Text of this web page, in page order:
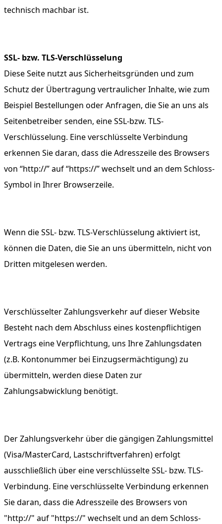
technisch machbar ist.
SSL- bzw. TLS-Verschlüsselung
Diese Seite nutzt aus Sicherheitsgründen und zum
Schutz der Übertragung vertraulicher Inhalte, wie zum
Beispiel Bestellungen oder Anfragen, die Sie an uns als
Seitenbetreiber senden, eine SSL-bzw. TLS-
Verschlüsselung. Eine verschlüsselte Verbindung
erkennen Sie daran, dass die Adresszeile des Browsers
von “http://” auf “https://” wechselt und an dem Schloss-
Symbol in Ihrer Browserzeile.
Wenn die SSL- bzw. TLS-Verschlüsselung aktiviert ist,
können die Daten, die Sie an uns übermitteln, nicht von
Dritten mitgelesen werden.
Verschlüsselter Zahlungsverkehr auf dieser Website
Besteht nach dem Abschluss eines kostenpflichtigen
Vertrags eine Verpflichtung, uns Ihre Zahlungsdaten
(z.B. Kontonummer bei Einzugsermächtigung) zu
übermitteln, werden diese Daten zur
Zahlungsabwicklung benötigt.
Der Zahlungsverkehr über die gängigen Zahlungsmittel
(Visa/MasterCard, Lastschriftverfahren) erfolgt
ausschließlich über eine verschlüsselte SSL- bzw. TLS-
Verbindung. Eine verschlüsselte Verbindung erkennen
Sie daran, dass die Adresszeile des Browsers von
"http://" auf "https://" wechselt und an dem Schloss-